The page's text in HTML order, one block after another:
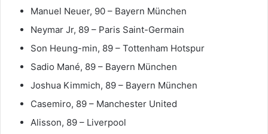
Manuel Neuer, 90 – Bayern München
Neymar Jr, 89 – Paris Saint-Germain
Son Heung-min, 89 – Tottenham Hotspur
Sadio Mané, 89 – Bayern München
Joshua Kimmich, 89 – Bayern München
Casemiro, 89 – Manchester United
Alisson, 89 – Liverpool